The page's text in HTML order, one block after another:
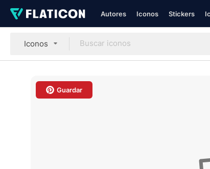
Autores Iconos Stickers
Iconos
Guardar